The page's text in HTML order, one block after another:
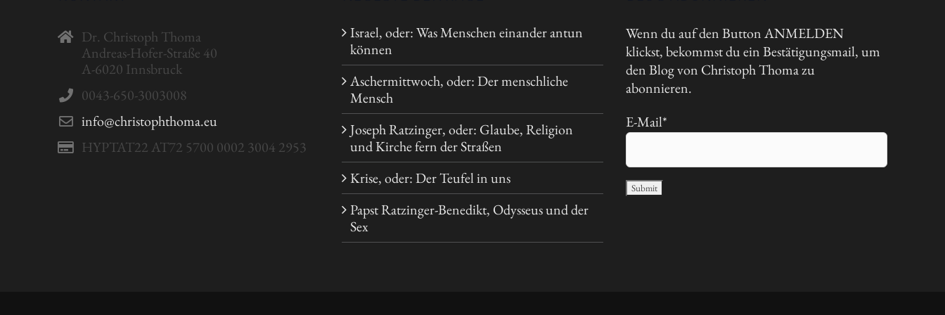
Dr. Christoph Thoma
Andreas-Hofer-Straße 40
A-6020 Innsbruck
0043-650-3003008
info@christophthoma.eu
HYPTAT22 AT72 5700 0002 3004 2953
Israel, oder: Was Menschen einander antun
können
Aschermittwoch, oder: Der menschliche
Mensch
Joseph Ratzinger, oder: Glaube, Religion
und Kirche fern der Straßen
Krise, oder: Der Teufel in uns
Papst Ratzinger-Benedikt, Odysseus und der
Sex
Wenn du auf den Button ANMELDEN
klickst, bekommst du ein Bestätigungsmail, um
den Blog von Christoph Thoma zu
abonnieren.
E-Mail*